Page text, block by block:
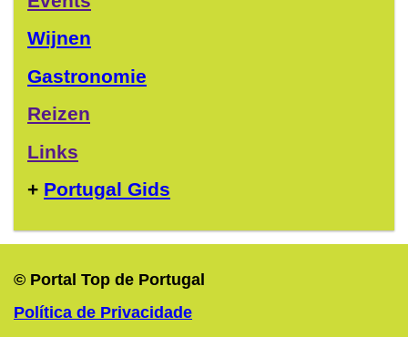
Wijnen
Gastronomie
Reizen
Links
+ Portugal Gids
© Portal Top de Portugal
Política de Privacidade